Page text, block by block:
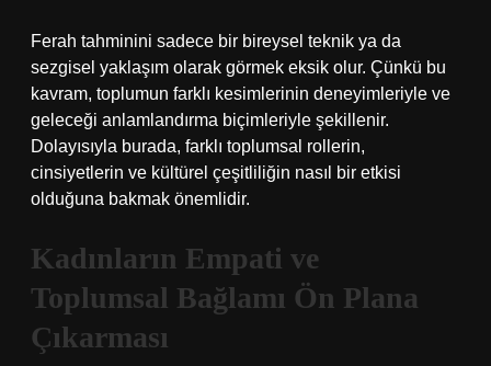
Ferah tahminini sadece bir bireysel teknik ya da
sezgisel yaklaşım olarak görmek eksik olur. Çünkü bu
kavram, toplumun farklı kesimlerinin deneyimleriyle ve
geleceği anlamlandırma biçimleriyle şekillenir.
Dolayısıyla burada, farklı toplumsal rollerin,
cinsiyetlerin ve kültürel çeşitliliğin nasıl bir etkisi
olduğuna bakmak önemlidir.
Kadınların Empati ve
Toplumsal Bağlamı Ön Plana
Çıkarması